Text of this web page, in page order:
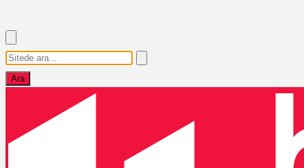
Ara